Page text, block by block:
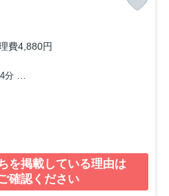
費4,880円
分
を掲載している理由は
確認ください